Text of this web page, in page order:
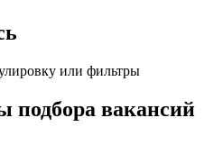
или фильтры
вакансий